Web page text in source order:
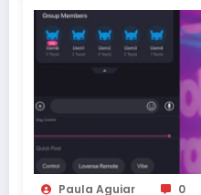
Paula Aguiar 0